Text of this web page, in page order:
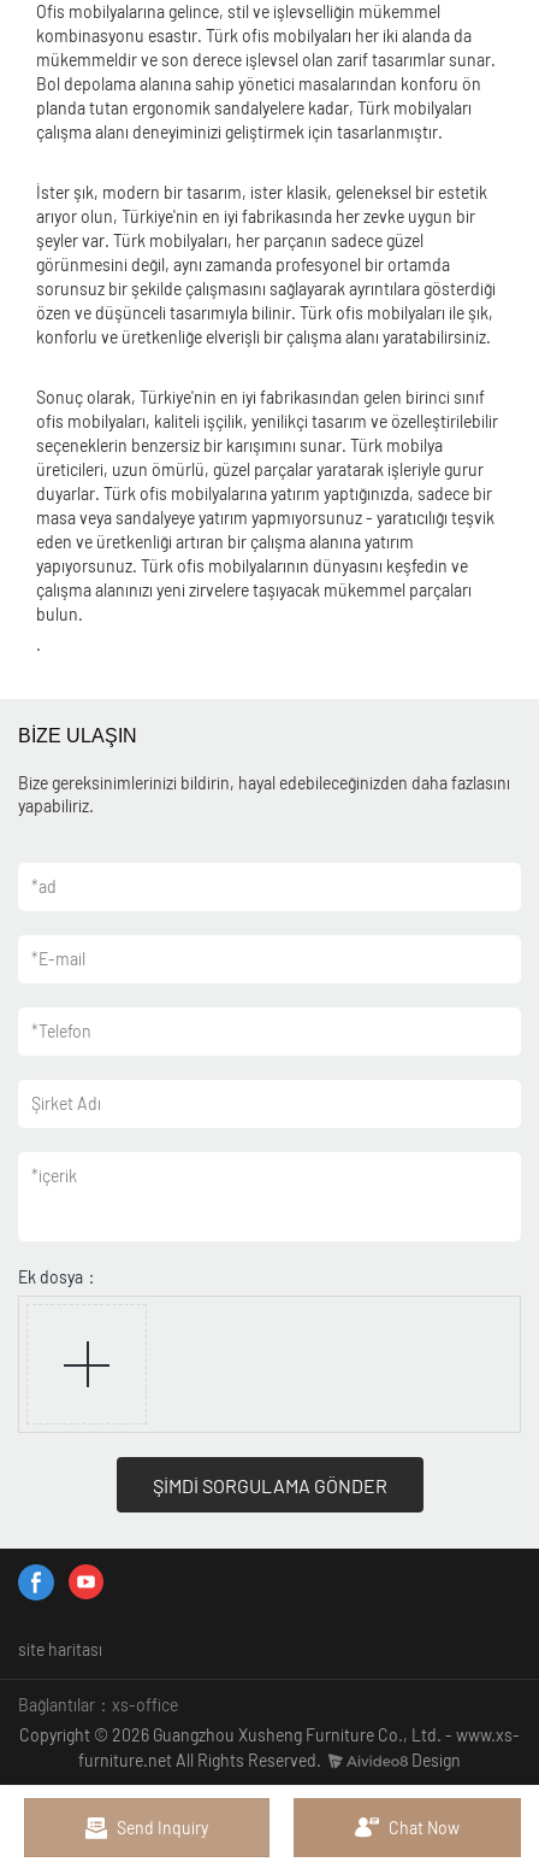
Ofis mobilyalarına gelince, stil ve işlevselliğin mükemmel
kombinasyonu esastır. Türk ofis mobilyaları her iki alanda da
mükemmeldir ve son derece işlevsel olan zarif tasarımlar sunar.
Bol depolama alanına sahip yönetici masalarından konforu ön
planda tutan ergonomik sandalyelere kadar, Türk mobilyaları
çalışma alanı deneyiminizi geliştirmek için tasarlanmıştır.
İster şık, modern bir tasarım, ister klasik, geleneksel bir estetik
arıyor olun, Türkiye'nin en iyi fabrikasında her zevke uygun bir
şeyler var. Türk mobilyaları, her parçanın sadece güzel
görünmesini değil, aynı zamanda profesyonel bir ortamda
sorunsuz bir şekilde çalışmasını sağlayarak ayrıntılara gösterdiği
özen ve düşünceli tasarımıyla bilinir. Türk ofis mobilyaları ile şık,
konforlu ve üretkenliğe elverişli bir çalışma alanı yaratabilirsiniz.
Sonuç olarak, Türkiye'nin en iyi fabrikasından gelen birinci sınıf
ofis mobilyaları, kaliteli işçilik, yenilikçi tasarım ve özelleştirilebilir
seçeneklerin benzersiz bir karışımını sunar. Türk mobilya
üreticileri, uzun ömürlü, güzel parçalar yaratarak işleriyle gurur
duyarlar. Türk ofis mobilyalarına yatırım yaptığınızda, sadece bir
masa veya sandalyeye yatırım yapmıyorsunuz - yaratıcılığı teşvik
eden ve üretkenliği artıran bir çalışma alanına yatırım
yapıyorsunuz. Türk ofis mobilyalarının dünyasını keşfedin ve
çalışma alanınızı yeni zirvelere taşıyacak mükemmel parçaları
bulun.
.
BİZE ULAŞIN
Bize gereksinimlerinizi bildirin, hayal edebileceğinizden daha fazlasını
yapabiliriz.
*ad
*E-mail
*Telefon
Şirket Adı
*içerik
Ek dosya：
ŞİMDİ SORGULAMA GÖNDER
site haritası
Bağlantılar： xs-office
Copyright © 2026 Guangzhou Xusheng Furniture Co., Ltd. - www.xs-
furniture.net All Rights Reserved.
Design
Send Inquiry Chat Now